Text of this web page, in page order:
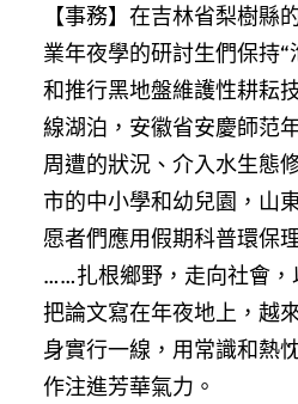
【事務】在吉林省梨樹縣
業年夜學的研討生們保持
和推行黑地盤維護性耕耘
線湖泊，安徽省安慶師范
周遭的狀況、介入水生態
市的中小學和幼兒園，山
愿者們應用假期科普環保
……扎根鄉野，走向社會，
把論文寫在年夜地上，越
身實行一線，用常識和熱
作注進芳華氣力。